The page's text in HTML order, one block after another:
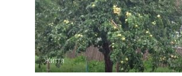
Життя